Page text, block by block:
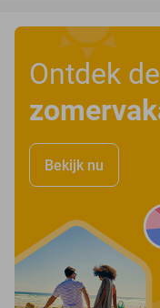
Ontdek
Bekijk nu